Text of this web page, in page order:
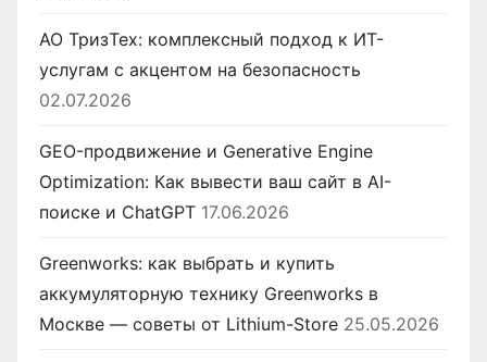
АО ТризТех: комплексный подход к ИТ-
услугам с акцентом на безопасность
02.07.2026
GEO-продвижение и Generative Engine
Optimization: Как вывести ваш сайт в AI-
поиске и ChatGPT 17.06.2026
Greenworks: как выбрать и купить
аккумуляторную технику Greenworks в
Москве — советы от Lithium-Store 25.05.2026